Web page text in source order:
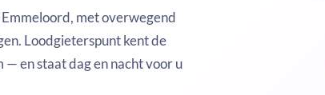
met overwegend
Loodgieterspunt kent de
en staat dag en nacht voor u